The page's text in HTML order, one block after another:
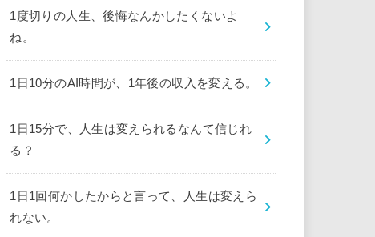
1度切りの人生、後悔なんかしたくないよ
ね。
1日10分のAI時間が、1年後の収入を変える。
1日15分で、人生は変えられるなんて信じれ
る？
1日1回何かしたからと言って、人生は変えら
れない。